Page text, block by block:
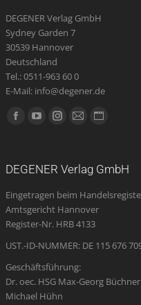
DEGENER Verlag GmbH
Sydney Garden 7
30539 Hannover
Deutschland
Tel.: 0511-963 60 0
E-Mail: info@degener.de
Finden Sie uns auf:
Facebook
new
window
YouTube
new
window
Instagram
new
window
E-
opens
in
new
Website
new
DEGENER Verlag GmbH
Eingetragen beim
Amtsgericht Hannover
Register-Nr. HRB 4133
UST.-ID-NUMMER: DE 115 676
Geschäftsführung:
Dr. oec. HSG Max-Georg Büchner
Michael Hühn